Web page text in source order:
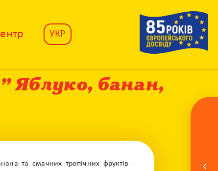
УКР
Яблуко, банан,
та смачних тропічних фруктів -